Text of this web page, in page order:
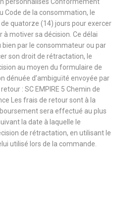
Code de la consommation, le
quatorze (14) jours pour exercer
motiver sa décision. Ce délai
par le consommateur ou par
son droit de rétractation, le
au moyen du formulaire de
dénuée d’ambiguïté envoyée par
: SC EMPIRE 5 Chemin de
Les frais de retour sont à la
sera effectué au plus
la date à laquelle le
de rétractation, en utilisant le
utilisé lors de la commande.